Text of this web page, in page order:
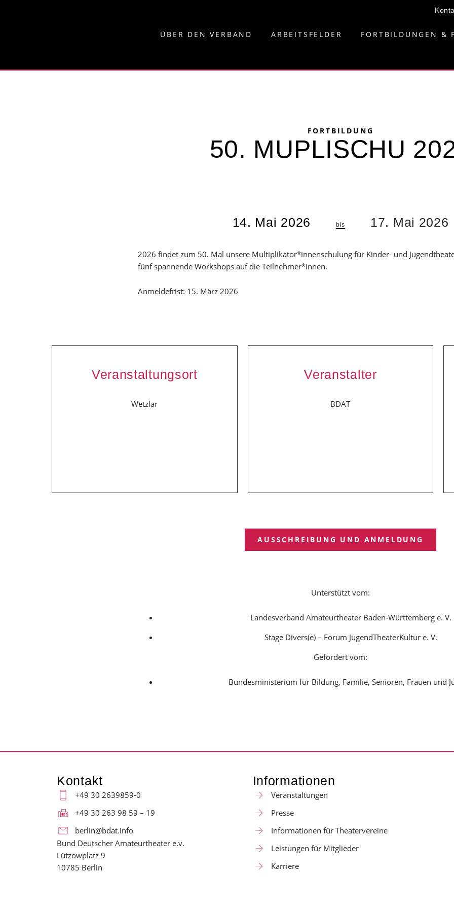
ÜBER DEN VERBAND ARBEITSFELDER FORTBILDUNGEN &
FORTBILDUNG
50. MUPLISCHU
14. Mai 2026 17. Mai 2026
2026 findet zum 50. Mal unsere Multiplikator*innenschulung für Kinder- und
fünf spannende Workshops auf die Teilnehmer*innen.
Anmeldefrist: 15. März 2026
Veranstaltungsort
Wetzlar
Veranstalter
BDAT
AUSSCHREIBUNG UND ANMELDUNG
Unterstützt vom:
Landesverband Amateurtheater Baden-Württemberg e. V.
Stage Divers(e) – Forum JugendTheaterKultur e. V.
Gefördert vom:
Bundesministerium für Bildung, Familie, Senioren, Frauen und
Kontakt
+49 30 2639859-0
+49 30 263 98 59 – 19
berlin@bdat.info
Bund Deutscher Amateurtheater e.v.
Lützowplatz 9
10785 Berlin
Informationen
Veranstaltungen
Presse
Informationen für Theatervereine
Leistungen für Mitglieder
Karriere